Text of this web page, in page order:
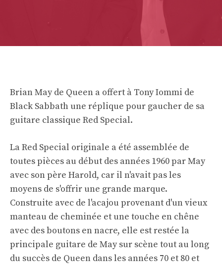
Brian May de Queen a offert à Tony Iommi de
Black Sabbath une réplique pour gaucher de sa
guitare classique Red Special.
La Red Special originale a été assemblée de
toutes pièces au début des années 1960 par May
avec son père Harold, car il n'avait pas les
moyens de s'offrir une grande marque.
Construite avec de l'acajou provenant d'un vieux
manteau de cheminée et une touche en chêne
avec des boutons en nacre, elle est restée la
principale guitare de May sur scène tout au long
du succès de Queen dans les années 70 et 80 et